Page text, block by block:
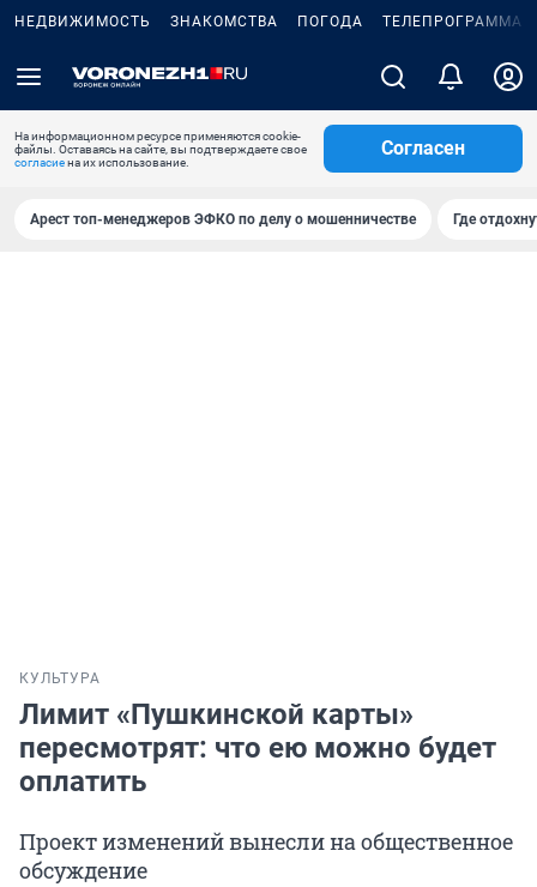
НЕДВИЖИМОСТЬ ЗНАКОМСТВА ПОГОДА ТЕЛЕПРОГРАММА
На информационном ресурсе применяются cookie-
файлы. Оставаясь на сайте, вы подтверждаете свое
согласиена их использование.
Согласен
Арест топ-менеджеров ЭФКО по делу о мошенничестве Где
КУЛЬТУРА
Лимит «Пушкинской карты»
пересмотрят: что ею можно будет
оплатить
Проект изменений вынесли на общественное
обсуждение